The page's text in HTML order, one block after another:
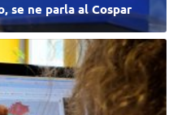
se ne parla al Cospar